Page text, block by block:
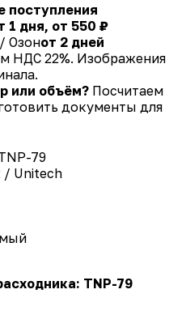
поступления
1 дня, от 550 ₽
Озонот 2 дней
НДС 22%. Изображения
или объём? Посчитаем
документы для
79
/ Unitech
TNP-79